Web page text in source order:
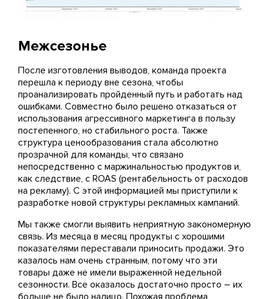
Межсезонье
После изготовления выводов, команда проекта
перешла к периоду вне сезона, чтобы
проанализировать пройденный путь и работать над
ошибками. Совместно было решено отказаться от
использования агрессивного маркетинга в пользу
постепенного, но стабильного роста. Также
структура ценообразования стала абсолютно
прозрачной для команды, что связано
непосредственно с маржинальностью продуктов и,
как следствие, с ROAS (рентабельность от расходов
на рекламу). С этой информацией мы приступили к
разработке новой структуры рекламных кампаний.
Мы также смогли выявить неприятную закономерную
связь. Из месяца в месяц продукты с хорошими
показателями переставали приносить продажи. Это
казалось нам очень странным, потому что эти
товары даже не имели выраженной недельной
сезонности. Все оказалось достаточно просто – их